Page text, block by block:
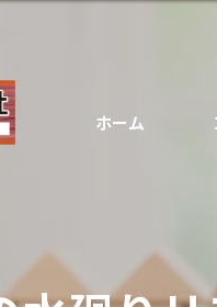
ホーム